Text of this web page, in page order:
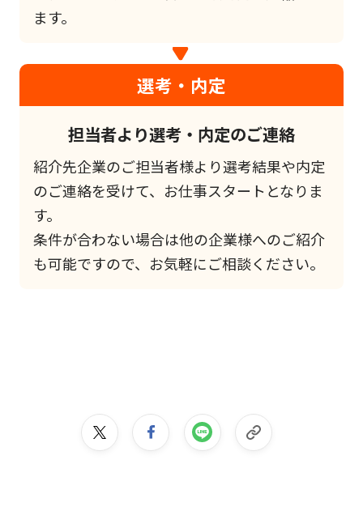
ます。
選考・内定
担当者より選考・内定のご連絡
紹介先企業のご担当者様より選考結果や内定
のご連絡を受けて、お仕事スタートとなりま
す。
条件が合わない場合は他の企業様へのご紹介
も可能ですので、お気軽にご相談ください。